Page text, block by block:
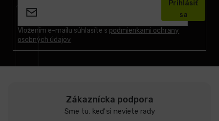
Vložením e-mailu súhlasíte s podmienkami ochrany
osobných údajov
Prihlásiť
sa
Zákaznícka podpora
Sme tu, keď si neviete rady